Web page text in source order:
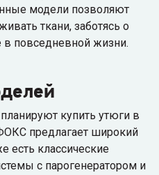
модели позволяют
ткани, заботясь о
повседневной жизни.
купить утюги в
предлагает широкий
есть классические
с парогенератором и